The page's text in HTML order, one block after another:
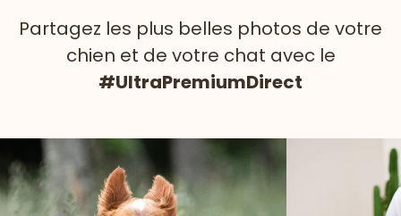
Partagez les plus belles photos de votre
chien et de votre chat avec le
#UltraPremiumDirect